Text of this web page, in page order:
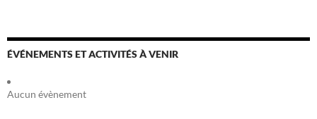
ÉVÉNEMENTS ET ACTIVITÉS À VENIR
Aucun évènement